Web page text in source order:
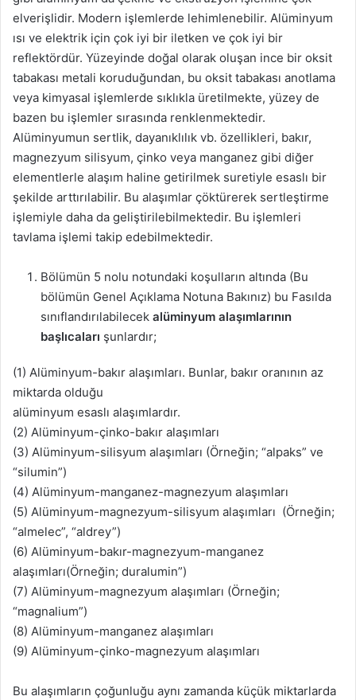
elverişlidir. Modern işlemlerde lehimlenebilir. Alüminyum
ısı ve elektrik için çok iyi bir iletken ve çok iyi bir
reflektördür. Yüzeyinde doğal olarak oluşan ince bir oksit
tabakası metali koruduğundan, bu oksit tabakası anotlama
veya kimyasal işlemlerde sıklıkla üretilmekte, yüzey de
bazen bu işlemler sırasında renklenmektedir.
Alüminyumun sertlik, dayanıklılık vb. özellikleri, bakır,
magnezyum silisyum, çinko veya manganez gibi diğer
elementlerle alaşım haline getirilmek suretiyle esaslı bir
şekilde arttırılabilir. Bu alaşımlar çöktürerek sertleştirme
işlemiyle daha da geliştirilebilmektedir. Bu işlemleri
tavlama işlemi takip edebilmektedir.
Bölümün 5 nolu notundaki koşulların altında (Bu
bölümün Genel Açıklama Notuna Bakınız) bu Fasılda
sınıflandırılabilecek alüminyum alaşımlarının
başlıcaları şunlardır;
(1) Alüminyum-bakır alaşımları. Bunlar, bakır oranının az
miktarda olduğu
alüminyum esaslı alaşımlardır.
(2) Alüminyum-çinko-bakır alaşımları
(3) Alüminyum-silisyum alaşımları (Örneğin; “alpaks” ve
“silumin”)
(4) Alüminyum-manganez-magnezyum alaşımları
(5) Alüminyum-magnezyum-silisyum alaşımları (Örneğin;
“almelec”, “aldrey”)
(6) Alüminyum-bakır-magnezyum-manganez
alaşımları(Örneğin; duralumin”)
(7) Alüminyum-magnezyum alaşımları (Örneğin;
“magnalium”)
(8) Alüminyum-manganez alaşımları
(9) Alüminyum-çinko-magnezyum alaşımları
Bu alaşımların çoğunluğu aynı zamanda küçük miktarlarda